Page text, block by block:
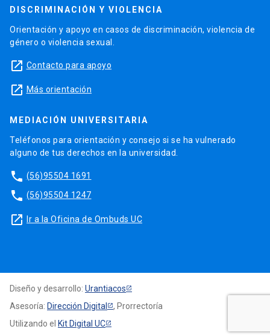
DISCRIMINACIÓN Y VIOLENCIA
Orientación y apoyo en casos de discriminación, violencia de
género o violencia sexual.
launch Contacto para apoyo
launch Más orientación
MEDIACIÓN UNIVERSITARIA
Teléfonos para orientación y consejo si se ha vulnerado
alguno de tus derechos en la universidad.
phone (56)95504 1691
phone (56)95504 1247
launch Ir a la Oficina de Ombuds UC
Diseño y desarrollo: Urantiacos
Asesoría: Dirección Digital
, Prorrectoría
Utilizando el Kit Digital UC